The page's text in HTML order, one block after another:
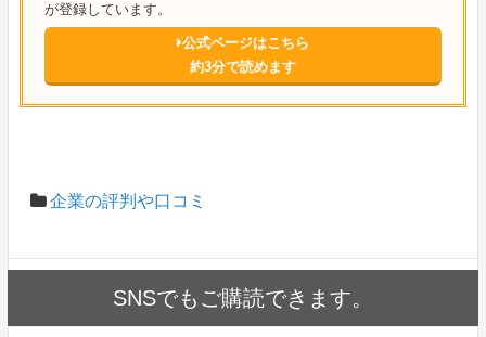
が登録しています。
公式ページはこちら
約3分で読めます
企業の評判や口コミ
SNSでもご購読できます。